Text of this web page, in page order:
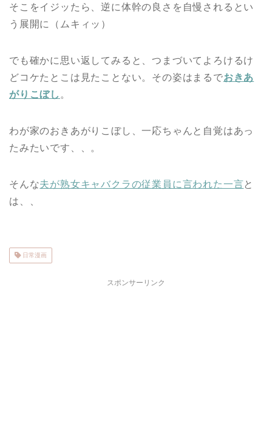
そこをイジッたら、逆に体幹の良さを自慢されるとい
う展開に（ムキィッ）
でも確かに思い返してみると、つまづいてよろけるけ
どコケたとこは見たことない。その姿はまるでおきあ
がりこぼし 。
わが家のおきあがりこぼし、一応ちゃんと自覚はあっ
たみたいです、、。
そんな夫が熟女キャバクラの従業員に言われた一言と
は、、
日常漫画
スポンサーリンク